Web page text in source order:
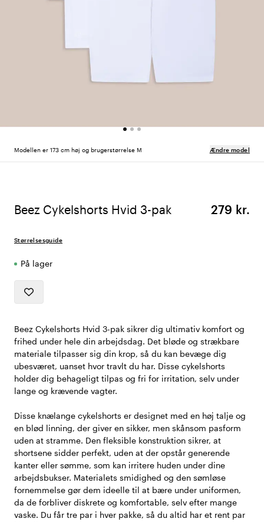
Modellen er 173 cm høj og brugerstørrelse M Ændre model
Beez Cykelshorts Hvid 3-pak 279 kr.
Størrelsesguide
På lager
Beez Cykelshorts Hvid 3-pak sikrer dig ultimativ komfort og
frihed under hele din arbejdsdag. Det bløde og strækbare
materiale tilpasser sig din krop, så du kan bevæge dig
ubesværet, uanset hvor travlt du har. Disse cykelshorts
holder dig behageligt tilpas og fri for irritation, selv under
lange og krævende vagter.
Disse knælange cykelshorts er designet med en høj talje og
en blød linning, der giver en sikker, men skånsom pasform
uden at stramme. Den fleksible konstruktion sikrer, at
shortsene sidder perfekt, uden at der opstår generende
kanter eller sømme, som kan irritere huden under dine
arbejdsbukser. Materialets smidighed og den sømløse
fornemmelse gør dem ideelle til at bære under uniformen,
da de forbliver diskrete og komfortable, selv efter mange
vaske. Du får tre par i hver pakke, så du altid har et rent par